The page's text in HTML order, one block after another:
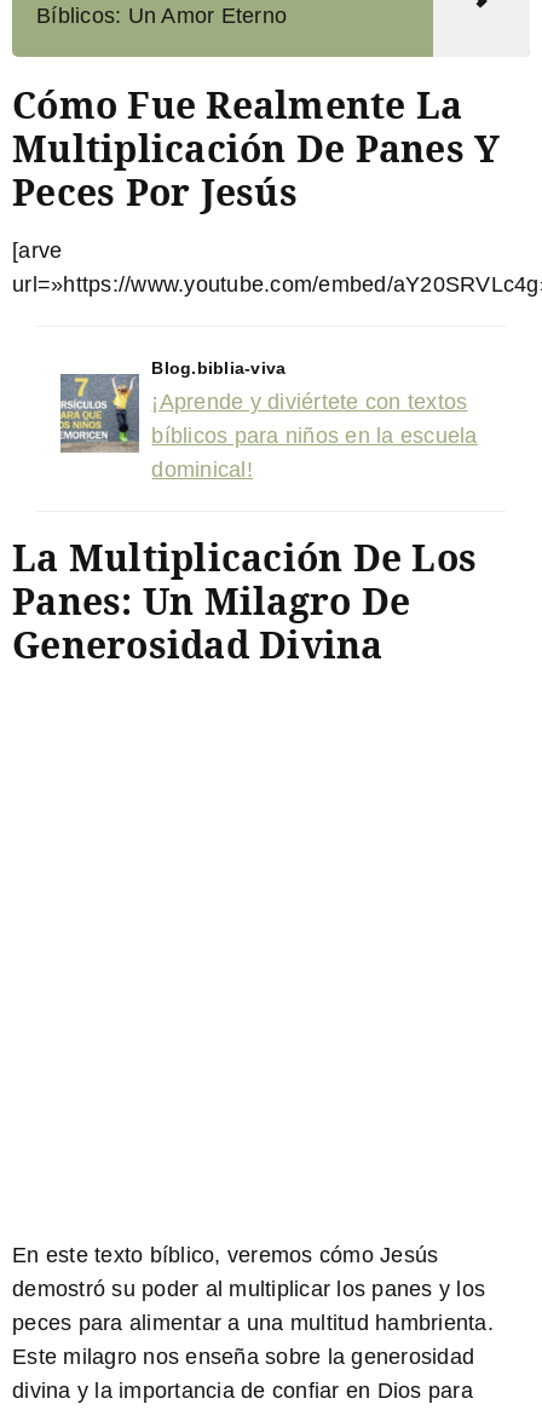
Bíblicos: Un Amor Eterno
Cómo Fue Realmente La
Multiplicación De Panes Y
Peces Por Jesús
[arve
url=»https://www.youtube.com/embed/
Blog.biblia-viva
¡Aprende y diviértete con textos
bíblicos para niños en la escuela
dominical!
La Multiplicación De Los
Panes: Un Milagro De
Generosidad Divina
En este texto bíblico, veremos cómo Jesús
demostró su poder al multiplicar los panes y los
peces para alimentar a una multitud hambrienta.
Este milagro nos enseña sobre la generosidad
divina y la importancia de confiar en Dios para